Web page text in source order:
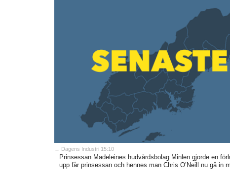
→ Dagens Industri 15:10
Prinsessan Madeleines hudvårdsbolag Minlen gjorde en
upp får prinsessan och hennes man Chris O’Neill nu gå in